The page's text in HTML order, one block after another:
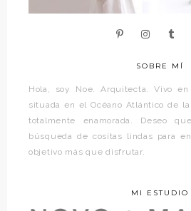
SOBRE MÍ
Hola, soy Noe. Arquitecta. Vivo en
situada en el Océano Atlántico de
totalmente enamorada. Deseo
búsqueda de cositas lindas para
objetivo más que disfrutar.
MI ESTUDIO